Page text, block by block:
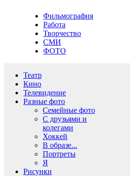
Фильмография
Работа
Творчество
СМИ
ФОТО
Театр
Кино
Телевидение
Разные фото
Семейные фото
С друзьями и
колегами
Хоккей
В образе...
Портреты
Я
Рисунки